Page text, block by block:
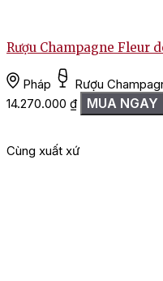
Rượu Champagne Fleur
Pháp Rượu
14.270.000 ₫ MUA NGAY
Cùng xuất xứ